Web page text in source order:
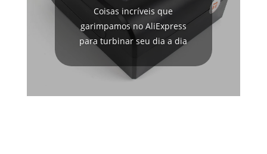
Coisas incríveis que
garimpamos no AliExpress
para turbinar seu dia a dia